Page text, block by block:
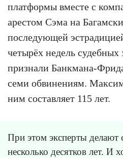
платформы вместе с
арестом Сэма на
последующей
четырёх недель
признали Банкмана-
семи обвинениям.
ним составляет 115 лет.
При этом эксперты делают
несколько десятков лет. И